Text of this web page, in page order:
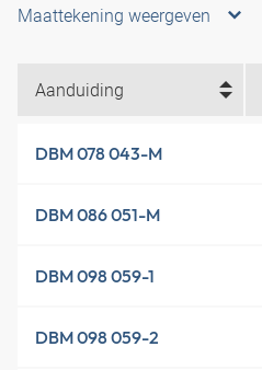
Maattekening weergeven
Aanduiding
DBM 078 043-M
DBM 086 051-M
DBM 098 059-1
DBM 098 059-2